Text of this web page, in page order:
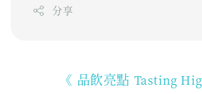
分享
《 品飲亮點 Tasting